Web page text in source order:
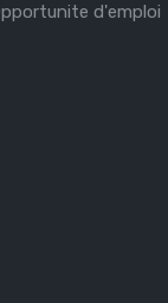
d'emploi